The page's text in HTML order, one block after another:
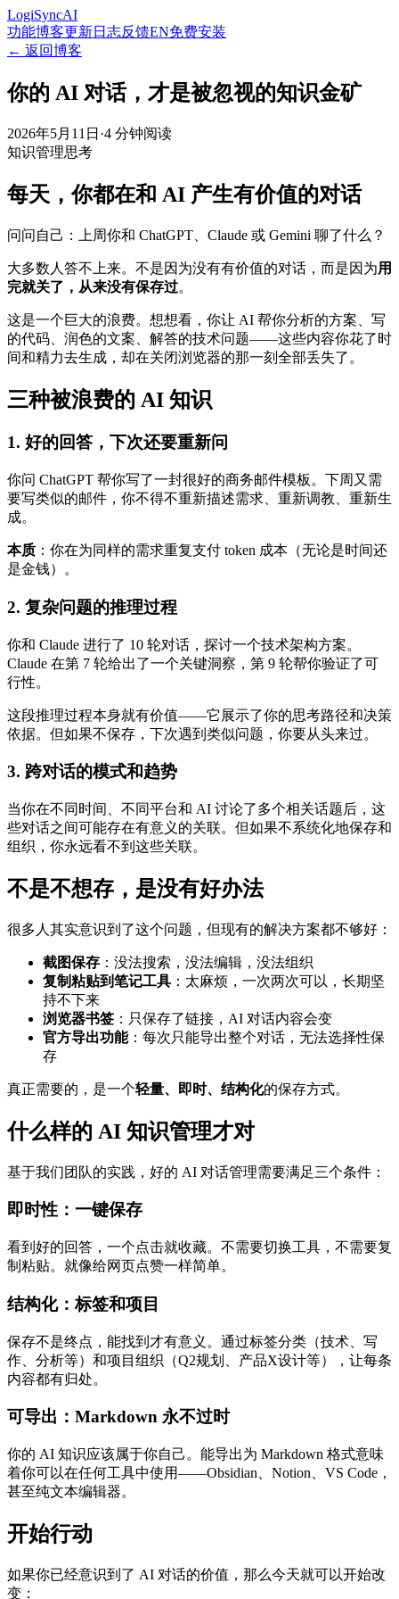
LogiSyncAI
功能博客更新日志反馈EN免费安装
← 返回博客
你的 AI 对话，才是被忽视的知识金矿
2026年5月11日 ·4 分钟阅读
知识管理思考
每天，你都在和 AI 产生有价值的对话
问问自己：上周你和 ChatGPT、Claude 或 Gemini 聊了什么？
大多数人答不上来。不是因为没有有价值的对话，而是因为用
完就关了，从来没有保存过。
这是一个巨大的浪费。想想看，你让 AI 帮你分析的方案、写
的代码、润色的文案、解答的技术问题——这些内容你花了时
间和精力去生成，却在关闭浏览器的那一刻全部丢失了。
三种被浪费的 AI 知识
1. 好的回答，下次还要重新问
你问 ChatGPT 帮你写了一封很好的商务邮件模板。下周又需
要写类似的邮件，你不得不重新描述需求、重新调教、重新生
成。
本质 ：你在为同样的需求重复支付 token 成本（无论是时间还
是金钱）。
2. 复杂问题的推理过程
你和 Claude 进行了 10 轮对话，探讨一个技术架构方案。
Claude 在第 7 轮给出了一个关键洞察，第 9 轮帮你验证了可
行性。
这段推理过程本身就有价值——它展示了你的思考路径和决策
依据。但如果不保存，下次遇到类似问题，你要从头来过。
3. 跨对话的模式和趋势
当你在不同时间、不同平台和 AI 讨论了多个相关话题后，这
些对话之间可能存在有意义的关联。但如果不系统化地保存和
组织，你永远看不到这些关联。
不是不想存，是没有好办法
很多人其实意识到了这个问题，但现有的解决方案都不够好：
截图保存 ：没法搜索，没法编辑，没法组织
复制粘贴到笔记工具 ：太麻烦，一次两次可以，长期坚
持不下来
浏览器书签 ：只保存了链接，AI 对话内容会变
官方导出功能：每次只能导出整个对话，无法选择性保
存
真正需要的，是一个轻量、即时、结构化的保存方式。
什么样的 AI 知识管理才对
基于我们团队的实践，好的 AI 对话管理需要满足三个条件：
即时性：一键保存
看到好的回答，一个点击就收藏。不需要切换工具，不需要复
制粘贴。就像给网页点赞一样简单。
结构化：标签和项目
保存不是终点，能找到才有意义。通过标签分类（技术、写
作、分析等）和项目组织（Q2规划、产品X设计等），让每条
内容都有归处。
可导出：Markdown 永不过时
你的 AI 知识应该属于你自己。能导出为 Markdown 格式意味
着你可以在任何工具中使用——Obsidian、Notion、VS Code，
甚至纯文本编辑器。
开始行动
如果你已经意识到了 AI 对话的价值，那么今天就可以开始改
变：